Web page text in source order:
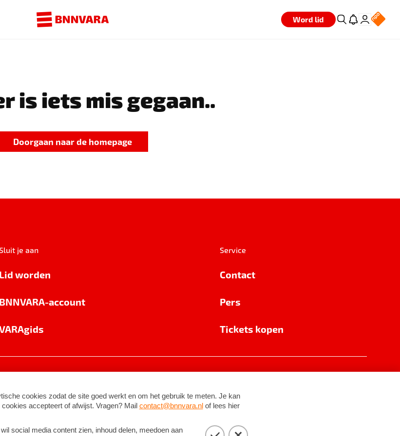
Word lid
is iets mis gegaan..
Doorgaan naar de homepage
je aan
Lid worden
BNNVARA-account
Service
Contact
Pers
Tickets kopen
©2026BNNVARA